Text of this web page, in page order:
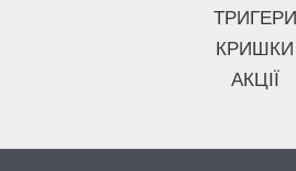
ТРИГЕРИ
КРИШКИ
АКЦІЇ